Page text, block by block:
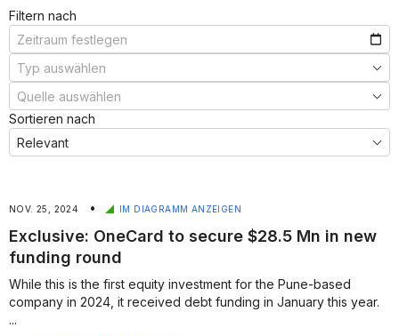
Filtern nach
Sortieren nach
NOV. 25, 2024 • IM DIAGRAMM ANZEIGEN
Exclusive: OneCard to secure $28.5 Mn in new
funding round
While this is the first equity investment for the Pune-based
company in 2024, it received debt funding in January this year.
...